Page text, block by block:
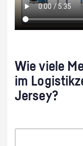
Wie viele
im
Jersey?